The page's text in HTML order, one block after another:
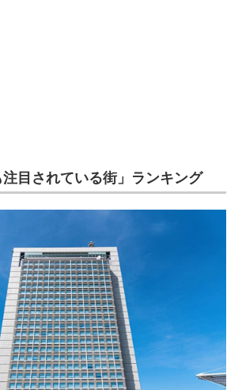
ットの話題
注目されている街」ランキング